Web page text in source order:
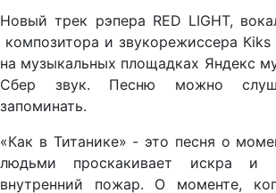
Новый трек рэпера RED LIGHT,
композитора и звукорежиссера
на музыкальных площадках Яндекс
Сбер звук. Песню можно
запоминать.
«Как в Титанике» - это песня о
людьми проскакивает искра и
внутренний пожар. О моменте,